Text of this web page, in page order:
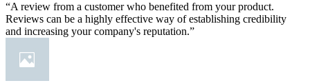
“A review from a customer who benefited from your product.
Reviews can be a highly effective way of establishing credibility
and increasing your company's reputation.”